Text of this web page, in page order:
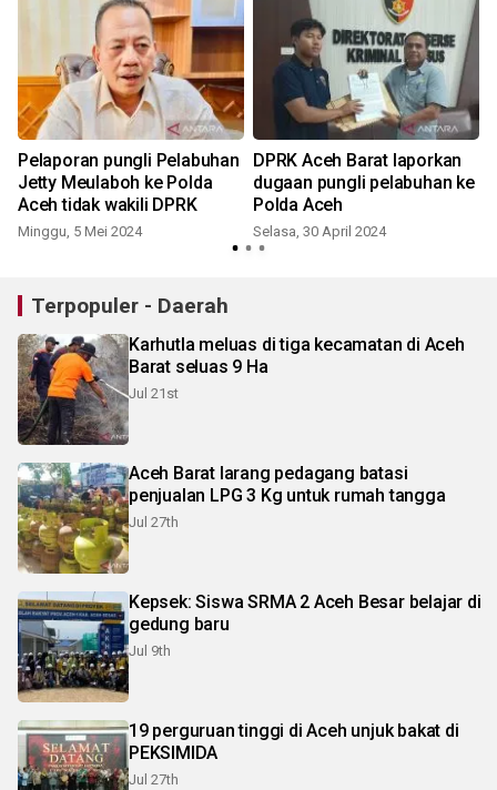
Pelaporan pungli Pelabuhan
Jetty Meulaboh ke Polda
Aceh tidak wakili DPRK
Minggu, 5 Mei 2024
DPRK Aceh Barat laporkan
dugaan pungli pelabuhan ke
Polda Aceh
Selasa, 30 April 2024
Terpopuler - Daerah
Karhutla meluas di tiga kecamatan di Aceh
Barat seluas 9 Ha
Jul 21st
Aceh Barat larang pedagang batasi
penjualan LPG 3 Kg untuk rumah tangga
Jul 27th
Kepsek: Siswa SRMA 2 Aceh Besar belajar di
gedung baru
Jul 9th
19 perguruan tinggi di Aceh unjuk bakat di
PEKSIMIDA
Jul 27th